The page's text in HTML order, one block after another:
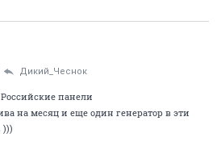
Дикий_Чеснок
панели
на месяц и еще один генератор в эти